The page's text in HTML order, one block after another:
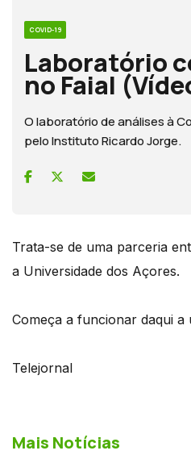
COVID-19
Laboratório
no Faial
O laboratório de análises à
pelo Instituto Ricardo Jorge.
Trata-se de uma parceria
a Universidade dos Açores.
Começa a funcionar daqui a
Telejornal
Mais Notícias